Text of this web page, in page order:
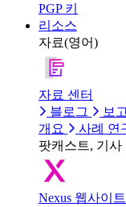
PGP 키
리소스
자료(영어)
자료 센터
블로그
보
개요
사례 연
팟캐스트, 기사
Nexus 웹사이